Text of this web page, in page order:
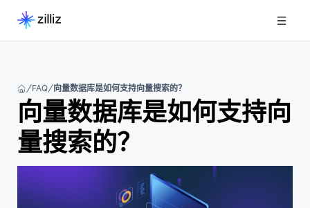
FAQ 向量数据库是如何支持向量搜索的？
向量数据库是如何支持向
量搜索的？